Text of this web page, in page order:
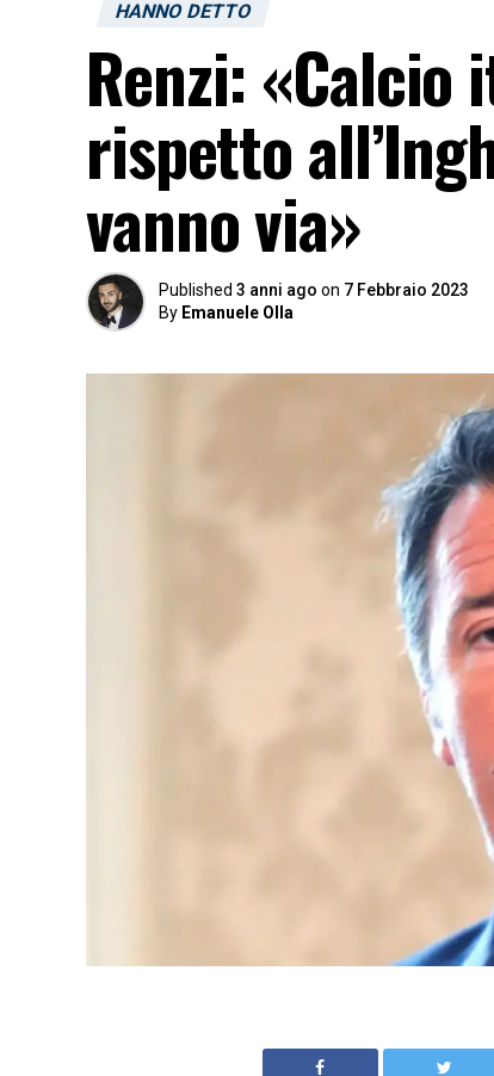
HANNO DETTO
Renzi: «Calcio
rispetto
vanno via»
Published 3 anni ago on 7 Febbraio 2023
By Emanuele Olla